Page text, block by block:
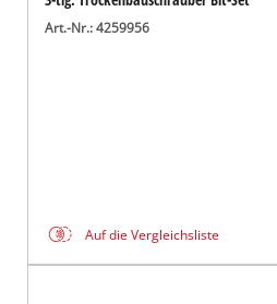
Art.-Nr.: 4259956
Auf die Vergleichsliste